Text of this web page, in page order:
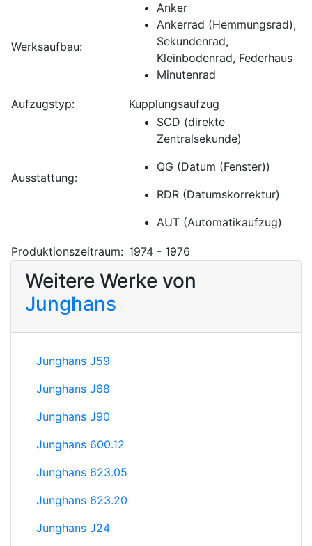
Werksaufbau:
Anker
Ankerrad (Hemmungsrad),
Sekundenrad,
Kleinbodenrad, Federhaus
Minutenrad
Aufzugstyp: Kupplungsaufzug
Ausstattung:
SCD (direkte
Zentralsekunde)
QG (Datum (Fenster))
RDR (Datumskorrektur)
AUT (Automatikaufzug)
Produktionszeitraum: 1974 - 1976
Weitere Werke von
Junghans
Junghans J59
Junghans J68
Junghans J90
Junghans 600.12
Junghans 623.05
Junghans 623.20
Junghans J24